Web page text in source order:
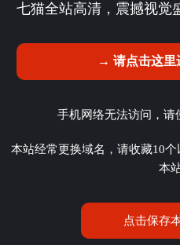
七猫全站高清，震撼视觉
→ 请点击这里
手机网络无法访问，请
本站经常更换域名，请收藏10
本
点击保存